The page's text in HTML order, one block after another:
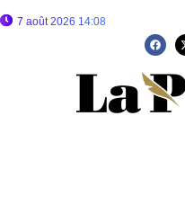
7 août 2026 14:08